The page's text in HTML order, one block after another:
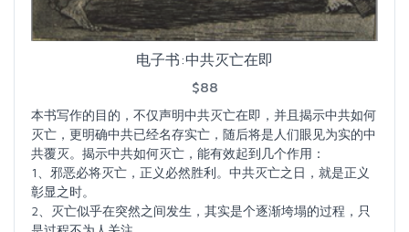
电子书:中共灭亡在即
$88
本书写作的目的，不仅声明中共灭亡在即，并且揭示中共如何
灭亡，更明确中共已经名存实亡，随后将是人们眼见为实的中
共覆灭。揭示中共如何灭亡，能有效起到几个作用：
1、邪恶必将灭亡，正义必然胜利。中共灭亡之日，就是正义
彰显之时。
2、灭亡似乎在突然之间发生，其实是个逐渐垮塌的过程，只